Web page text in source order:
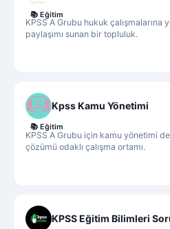
KPSS A Grubu hukuk
paylaşımı sunan bir topluluk.
📚 Eğitim
Kpss Kamu Yönetimi
KPSS A Grubu için kamu yönetimi
çözümü odaklı çalışma ortamı.
📚 Eğitim